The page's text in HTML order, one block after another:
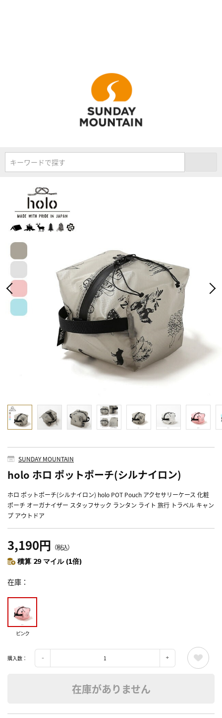
キーワードで探す
SUNDAY MOUNTAIN
holo ホロ ポットポーチ(シルナイロン)
ホロ ポットポーチ(シルナイロン) holo POT Pouch アクセサリーケース 化粧
ポーチ オーガナイザー スタッフサック ランタン ライト 旅行 トラベル キャン
プ アウトドア
3,190円 （税込）
積算 29 マイル (1倍)
在庫
ピンク
購入数：
在庫がありません